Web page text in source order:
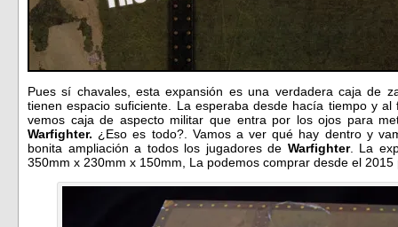
Pues sí chavales, esta expansión es una verdadera caja de
tienen espacio suficiente. La esperaba desde hacía tiempo y
vemos caja de aspecto militar que entra por los ojos para
Warfighter. ¿Eso es todo?. Vamos a ver qué hay dentro y
bonita ampliación a todos los jugadores de Warfighter. La
350mm x 230mm x 150mm, La podemos comprar desde el